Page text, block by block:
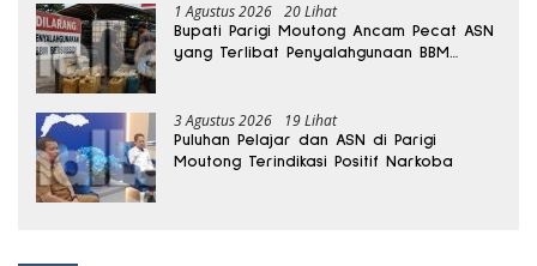
1 Agustus 2026 20 Lihat
Bupati Parigi Moutong Ancam Pecat ASN
yang Terlibat Penyalahgunaan BBM
3 Agustus 2026 19 Lihat
Puluhan Pelajar dan ASN di Parigi
Moutong Terindikasi Positif Narkoba